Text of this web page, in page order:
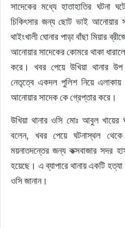
সাদেকের মধ্যে হাতাহাতির
চিকিৎসার জন্য ছোট ভাই আনোয়ার
থাইংখালী ঘোনার পাড়া বাঁছা মিয়ার
আনোয়ার সাদেকের কোমরে থাকা
করে। খবর পেয়ে উখিয়া থানার
নেতৃত্বে একদল পুলিশ নিয়ে এলাকায়
আনোয়ার সাদেক কে গ্রেপ্তার করে।
উখিয়া থানার ওসি মোঃ আবুল খায়ের
বলেন, খবর পেয়ে ঘটনাস্থল
ময়নাতদন্তের জন্য কক্সবাজার সদর
হয়েছে। এ ব্যাপারে থানায় একটি
ওসি জানান।